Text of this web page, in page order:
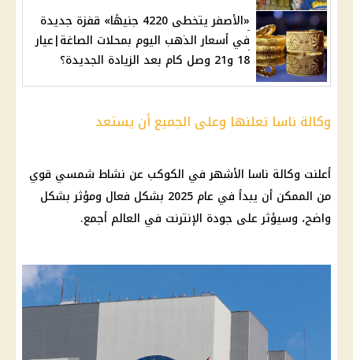
«الأصفر يتخطى 4220 جنيهًا» قفزة جديدة
في أسعار الذهب اليوم بمحلات الصاغة|عيار
18 و21 وصل كام بعد الزيادة الجديدة؟
وكالة ناسا تعلنها وعلى الجميع أن يستعد
أعلنت وكالة ناسا الأشهر في الكوكب عن نشاط شمسي قوي
من الممكن أن يبدأ في عام 2025 بشكل فعال ومؤثر بشكل
واضح، وسيؤثر على جودة الإنترنت في العالم أجمع.